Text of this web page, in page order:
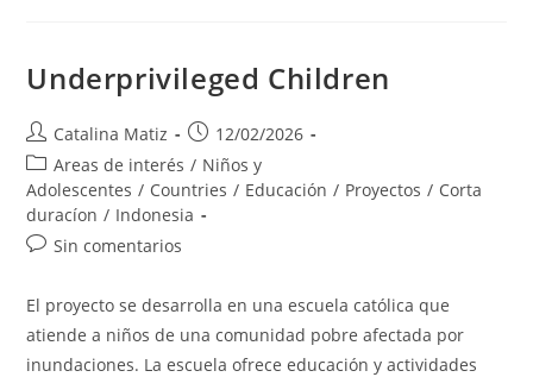
Underprivileged Children
Autor
de
la
entrada:
Catalina Matiz
Publicación
de
la
entrada:
12/02/2026
Categoría
de
la
entrada:
Areas de interés / Niños y
Adolescentes / Countries / Educación / Proyectos / Corta
duracíon / Indonesia
Comentarios
la
entrada:
Sin comentarios
El proyecto se desarrolla en una escuela católica que
atiende a niños de una comunidad pobre afectada por
inundaciones. La escuela ofrece educación y actividades